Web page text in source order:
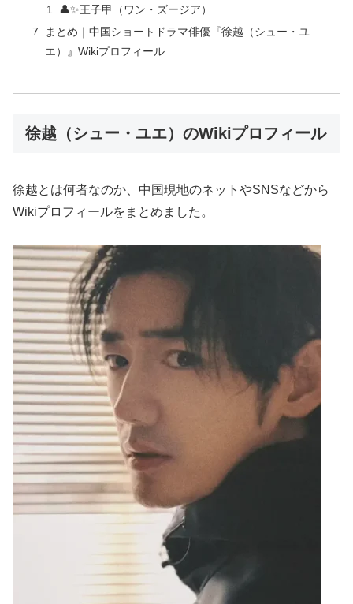
👤✨王子甲（ワン・ズージア）
まとめ｜中国ショートドラマ俳優『徐越（シュー・ユ
エ）』Wikiプロフィール
徐越（シュー・ユエ）のWikiプロフィール
徐越とは何者なのか、中国現地のネットやSNSなどから
Wikiプロフィールをまとめました。